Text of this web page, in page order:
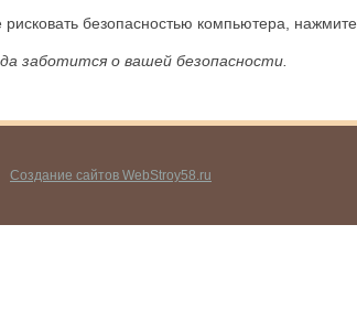
безопасностью компьютера, нажмите
заботится о вашей безопасности.
Создание сайтов WebStroy58.ru